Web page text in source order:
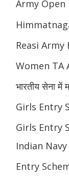
Army Open
Reasi
Women TA
भारतीय सेना में
Girls Entry
Girls Entry
Indian Navy
Entry